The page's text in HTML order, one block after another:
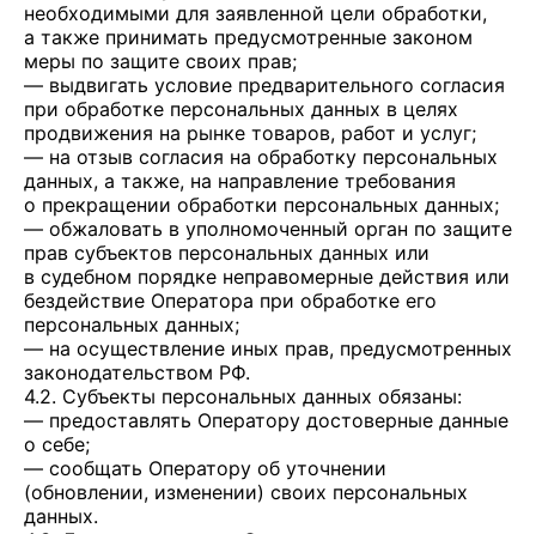
необходимыми для заявленной цели обработки,
а также принимать предусмотренные законом
меры по защите своих прав;
— выдвигать условие предварительного согласия
при обработке персональных данных в целях
продвижения на рынке товаров, работ и услуг;
— на отзыв согласия на обработку персональных
данных, а также, на направление требования
о прекращении обработки персональных данных;
— обжаловать в уполномоченный орган по защите
прав субъектов персональных данных или
в судебном порядке неправомерные действия или
бездействие Оператора при обработке его
персональных данных;
— на осуществление иных прав, предусмотренных
законодательством РФ.
4.2. Субъекты персональных данных обязаны:
— предоставлять Оператору достоверные данные
о себе;
— сообщать Оператору об уточнении
(обновлении, изменении) своих персональных
данных.